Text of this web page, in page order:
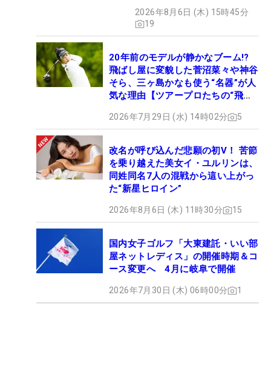
2026年8月6日 (木) 15時45分
19
20年前のモデルが静かなブーム!?
飛ばし屋に変貌した菅沼菜々や神谷
そら、三ヶ島かなも使う“名器”が人
気な理由【ツアープロたちの“飛ば
2026年7月29日 (水) 14時02分 5
改名が呼び込んだ悲願の初V！ 苦節
を乗り越えた美女イ・ユルリンは、
同姓同名7人の混戦から這い上がっ
た“新星ヒロイン”
2026年8月6日 (木) 11時30分 15
国内女子ゴルフ「大東建託・いい部
屋ネットレディス」の開催時期＆コ
ース変更へ 4月に岐阜で開催
2026年7月30日 (木) 06時00分 1